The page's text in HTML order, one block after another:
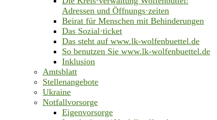
Adressen und Öffnungs·zeiten
Beirat für Menschen mit Behinderungen
Das Sozial·ticket
Das steht auf www.lk-wolfenbuettel.de
So benutzen Sie www.lk-wolfenbuettel.de
Inklusion
Amtsblatt
Stellenangebote
Ukraine
Notfallvorsorge
Eigenvorsorge